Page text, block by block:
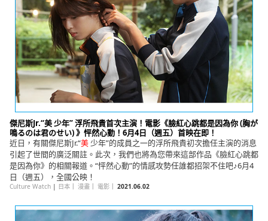
傑尼斯Jr.“美 少年” 浮所飛貴首次主演！電影《臉紅心跳都是因為你 (胸が
鳴るのは君のせい) 》怦然心動！6月4日（週五）首映在即！
近日，有關傑尼斯Jr.“美少年”的成員之一的浮所飛貴初次擔任主演的消息
引起了世間的廣泛關註。此次，我們也將為您帶來這部作品《臉紅心跳都
是因為你》的相關報道。“怦然心動”的情感攻勢任誰都招架不住吧♪6月4
日（週五），全國公映！
Culture Watch| 日本｜ 漫畫｜ 電影｜ 2021.06.02